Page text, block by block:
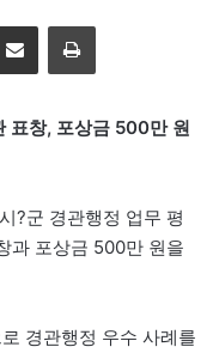
이메일
표창, 포상금 500만 원
?군 경관행정 업무 평
과 포상금 500만 원을
경관행정 우수 사례를